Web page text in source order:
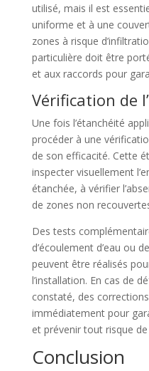
utilisé, mais il est
uniforme et à une
zones à risque
particulière doit être
et aux raccords pour
Vérification de
Une fois l’étanchéité
procéder à une
de son efficacité. Cette
inspecter visuellement
étanchée, à vérifier
de zones non
Des tests
d’écoulement d’eau ou
peuvent être réalisés
l’installation. En cas de
constaté, des
immédiatement pour
et prévenir tout risque de
Conclusion